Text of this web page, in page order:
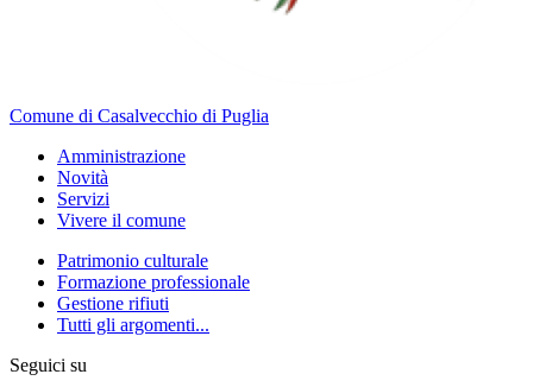
Comune di Casalvecchio di Puglia
Amministrazione
Novità
Servizi
Vivere il comune
Patrimonio culturale
Formazione professionale
Gestione rifiuti
Tutti gli argomenti...
Seguici su